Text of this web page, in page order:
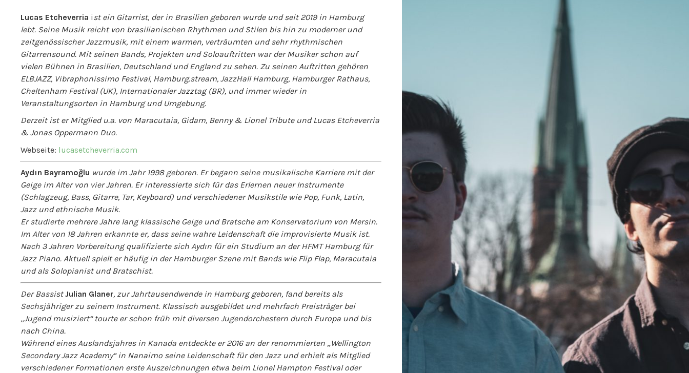
Lucas Etcheverria istein Gitarrist, der in Brasilien geboren wurde und seit 2019 in Hamburg
lebt. Seine Musik reicht von brasilianischen Rhythmen und Stilen bis hin zu moderner und
zeitgenössischer Jazzmusik, mit einem warmen, verträumten und sehr rhythmischen
Gitarrensound. Mit seinen Bands, Projekten und Soloauftritten war der Musiker schon auf
vielen Bühnen in Brasilien, Deutschland und England zu sehen. Zu seinen Auftritten gehören
ELBJAZZ, Vibraphonissimo Festival, Hamburg.stream, JazzHall Hamburg, Hamburger Rathaus,
Cheltenham Festival (UK), Internationaler Jazztag (BR), und immer wieder in
Veranstaltungsorten in Hamburg und Umgebung.
Derzeit ist er Mitglied u.a. von Maracutaia, Gidam, Benny & Lionel Tribute und Lucas Etcheverria
& Jonas Oppermann Duo.
Webseite: lucasetcheverria.com
Aydın Bayramoğlu wurde im Jahr 1998 geboren. Er begann seine musikalische Karriere mit der
Geige im Alter von vier Jahren. Er interessierte sich für das Erlernen neuer Instrumente
(Schlagzeug, Bass, Gitarre, Tar, Keyboard) und verschiedener Musikstile wie Pop, Funk, Latin,
Jazz und ethnische Musik.
Er studierte mehrere Jahre lang klassische Geige und Bratsche am Konservatorium von Mersin.
Im Alter von 18 Jahren erkannte er, dass seine wahre Leidenschaft die improvisierte Musik ist.
Nach 3 Jahren Vorbereitung qualifizierte sich Aydın für ein Studium an der HFMT Hamburg für
Jazz Piano. Aktuell spielt er häufig in der Hamburger Szene mit Bands wie Flip Flap, Maracutaia
und als Solopianist und Bratschist.
Der BassistJulian Glaner, zur Jahrtausendwende in Hamburg geboren, fand bereits als
Sechsjähriger zu seinem Instrument. Klassisch ausgebildet und mehrfach Preisträger bei
„Jugend musiziert“ tourte er schon früh mit diversen Jugendorchestern durch Europa und bis
nach China.
Während eines Auslandsjahres in Kanada entdeckte er 2016 an der renommierten „Wellington
Secondary Jazz Academy“ in Nanaimo seine Leidenschaft für den Jazz und erhielt als Mitglied
verschiedener Formationen erste Auszeichnungen etwa beim Lionel Hampton Festival oder